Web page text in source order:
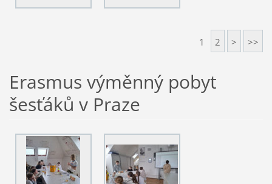
1 2 > >>
Erasmus výměnný pobyt
šesťáků v Praze